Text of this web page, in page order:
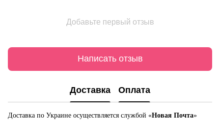
Добавьте первый отзыв
Написать отзыв
Доставка Оплата
Доставка по Украине осуществляется службой «Новая Почта»